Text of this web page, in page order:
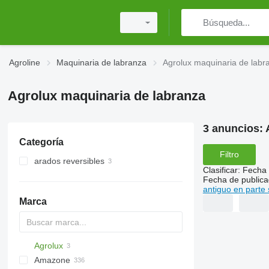
Agroline Maquinaria de labranza Agrolux maquinaria de
Agrolux maquinaria de labranza
Categoría
arados reversibles
Marca
AS
Multivator
Combiplow
Cultiplow
Jaguar
AT30
AU
Krypton
8
10
Agrolux
AGD
KM180
FV
Amazone
3 anuncios:
Filtro
Clasificar: Fecha
Fecha de
antiguo en parte